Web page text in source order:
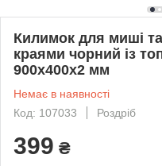
Килимок для миші
краями чорний із
900х400х2 мм
Немає в наявності
Код: 107033
Роздріб
399 ₴